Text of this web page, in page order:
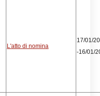
L'atto di nomina
17/01/
-16/01/